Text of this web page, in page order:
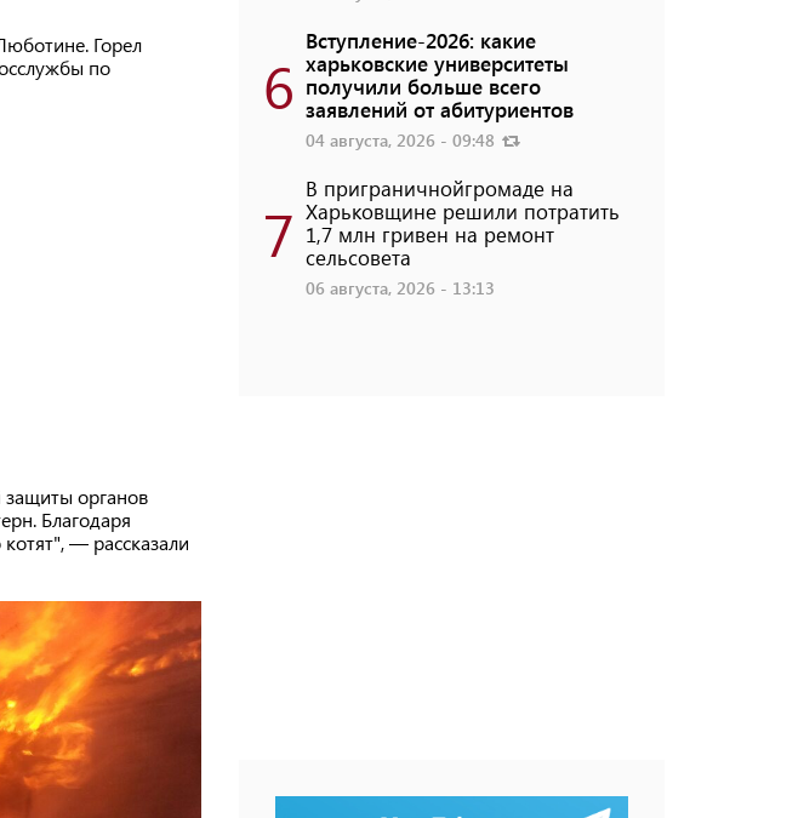
Горел
по
защиты органов
Благодаря
— рассказали
6
Вступление-2026: какие
харьковские университеты
получили больше всего
заявлений от абитуриентов
04 августа, 2026 - 09:48
7
В приграничнойгромаде на
Харьковщине решили потратить
1,7 млн ​​гривен на ремонт
сельсовета
06 августа, 2026 - 13:13